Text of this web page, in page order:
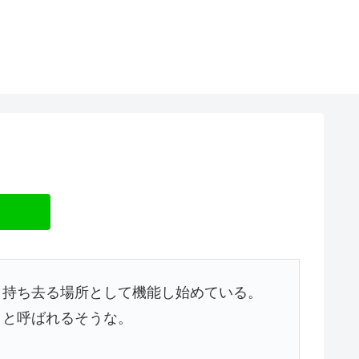
ち去る場所として機能し始めている。
呼ばれるそうな。